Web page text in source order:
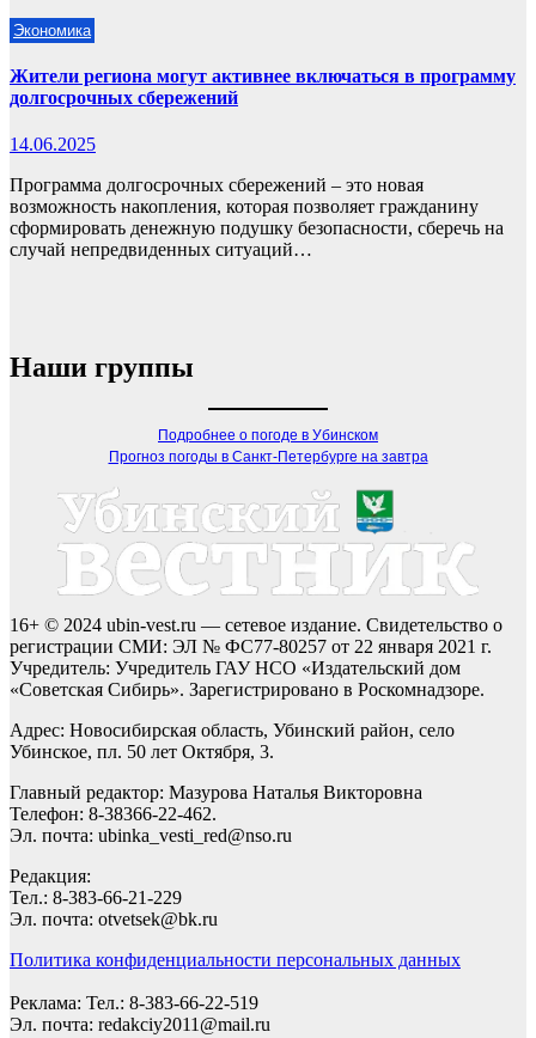
Экономика
Жители региона могут активнее включаться в программу
долгосрочных сбережений
14.06.2025
Программа долгосрочных сбережений – это новая
возможность накопления, которая позволяет гражданину
сформировать денежную подушку безопасности, сберечь на
случай непредвиденных ситуаций…
Наши группы
Подробнее о погоде в Убинском
Прогноз погоды в Санкт-Петербурге на завтра
16+ © 2024 ubin-vest.ru — сетевое издание. Свидетельство о
регистрации СМИ: ЭЛ № ФС77-80257 от 22 января 2021 г.
Учредитель: Учредитель ГАУ НСО «Издательский дом
«Советская Сибирь». Зарегистрировано в Роскомнадзоре.
Адрес: Новосибирская область, Убинский район, село
Убинское, пл. 50 лет Октября, 3.
Главный редактор: Мазурова Наталья Викторовна
Телефон: 8-38366-22-462.
Эл. почта: ubinka_vesti_red@nso.ru
Редакция:
Тел.: 8-383-66-21-229
Эл. почта: otvetsek@bk.ru
Политика конфиденциальности персональных данных
Реклама: Тел.: 8-383-66-22-519
Эл. почта: redakciy2011@mail.ru